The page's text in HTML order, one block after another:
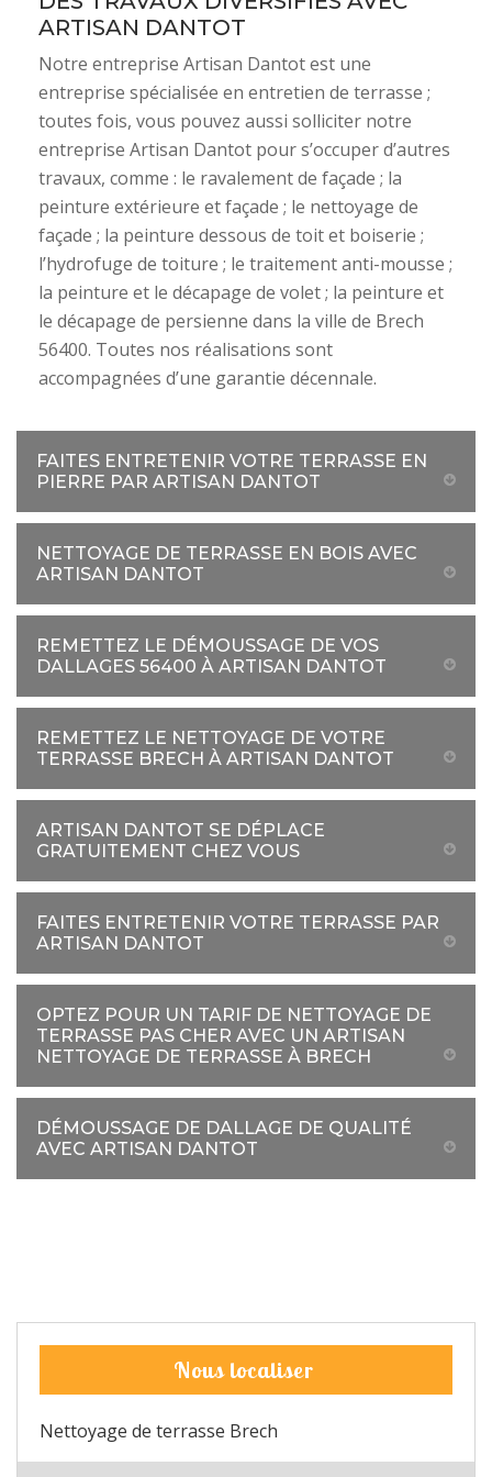
ARTISAN DANTOT
Notre entreprise Artisan Dantot est une
entreprise spécialisée en entretien de terrasse ;
toutes fois, vous pouvez aussi solliciter notre
entreprise Artisan Dantot pour s’occuper d’autres
travaux, comme : le ravalement de façade ; la
peinture extérieure et façade ; le nettoyage de
façade ; la peinture dessous de toit et boiserie ;
l’hydrofuge de toiture ; le traitement anti-mousse ;
la peinture et le décapage de volet ; la peinture et
le décapage de persienne dans la ville de Brech
56400. Toutes nos réalisations sont
accompagnées d’une garantie décennale.
FAITES ENTRETENIR VOTRE TERRASSE EN
PIERRE PAR ARTISAN DANTOT
NETTOYAGE DE TERRASSE EN BOIS AVEC
ARTISAN DANTOT
REMETTEZ LE DÉMOUSSAGE DE VOS
DALLAGES 56400 À ARTISAN DANTOT
REMETTEZ LE NETTOYAGE DE VOTRE
TERRASSE BRECH À ARTISAN DANTOT
ARTISAN DANTOT SE DÉPLACE
GRATUITEMENT CHEZ VOUS
FAITES ENTRETENIR VOTRE TERRASSE PAR
ARTISAN DANTOT
OPTEZ POUR UN TARIF DE NETTOYAGE DE
TERRASSE PAS CHER AVEC UN ARTISAN
NETTOYAGE DE TERRASSE À BRECH
DÉMOUSSAGE DE DALLAGE DE QUALITÉ
AVEC ARTISAN DANTOT
Nous localiser
Nettoyage de terrasse Brech